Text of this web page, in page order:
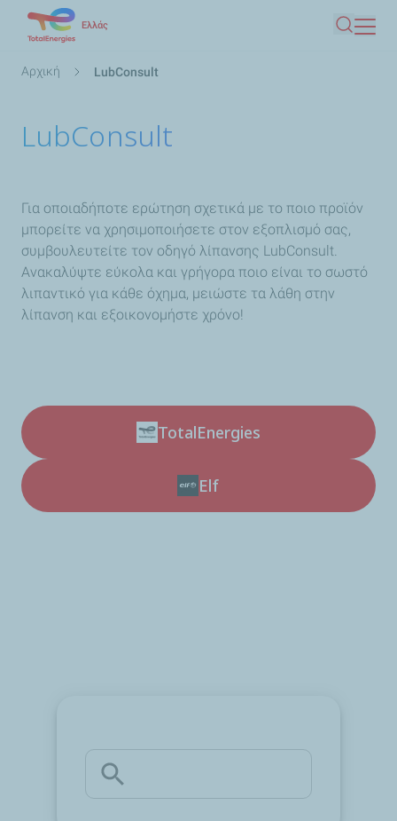
Ελλάς
Breadcrumb
Αρχική LubConsult
LubConsult
Για οποιαδήποτε ερώτηση σχετικά με το ποιο προϊόν
μπορείτε να χρησιμοποιήσετε στον εξοπλισμό σας,
συμβουλευτείτε τον οδηγό λίπανσης LubConsult.
Ανακαλύψτε εύκολα και γρήγορα ποιο είναι το σωστό
λιπαντικό για κάθε όχημα, μειώστε τα λάθη στην
λίπανση και εξοικονομήστε χρόνο!
TotalEnergies
Elf